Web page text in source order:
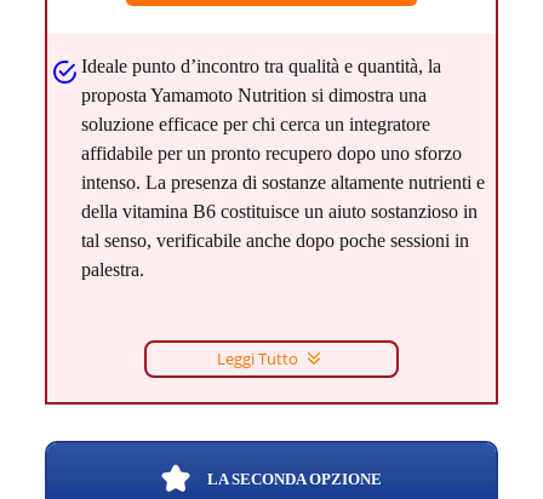
Ideale punto d’incontro tra qualità e quantità, la
proposta Yamamoto Nutrition si dimostra una
soluzione efficace per chi cerca un integratore
affidabile per un pronto recupero dopo uno sforzo
intenso. La presenza di sostanze altamente nutrienti e
della vitamina B6 costituisce un aiuto sostanzioso in
tal senso, verificabile anche dopo poche sessioni in
palestra.
Leggi Tutto
LA SECONDA OPZIONE